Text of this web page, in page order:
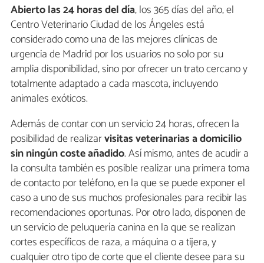
Abierto las 24 horas del día, los 365 días del año, el
Centro Veterinario Ciudad de los Ángeles está
considerado como una de las mejores clínicas de
urgencia de Madrid por los usuarios no solo por su
amplia disponibilidad, sino por ofrecer un trato cercano y
totalmente adaptado a cada mascota, incluyendo
animales exóticos.
Además de contar con un servicio 24 horas, ofrecen la
posibilidad de realizarvisitas veterinarias a domicilio
sin ningún coste añadido. Así mismo, antes de acudir a
la consulta también es posible realizar una primera toma
de contacto por teléfono, en la que se puede exponer el
caso a uno de sus muchos profesionales para recibir las
recomendaciones oportunas. Por otro lado, disponen de
un servicio de peluquería canina en la que se realizan
cortes específicos de raza, a máquina o a tijera, y
cualquier otro tipo de corte que el cliente desee para su